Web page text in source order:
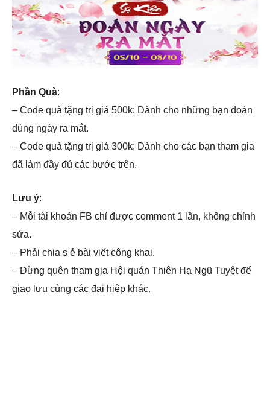
Phần Quà:
– Code quà tặng trị giá 500k: Dành cho những bạn đoán
đúng ngày ra mắt.
– Code quà tặng trị giá 300k: Dành cho các bạn tham gia
đã làm đầy đủ các bước trên.
Lưu ý:
– Mỗi tài khoản FB chỉ được comment 1 lần, không chỉnh
sửa.
– Phải chia s ẻ bài viết công khai.
– Đừng quên tham gia Hội quán Thiên Hạ Ngũ Tuyệt để
giao lưu cùng các đại hiệp khác.